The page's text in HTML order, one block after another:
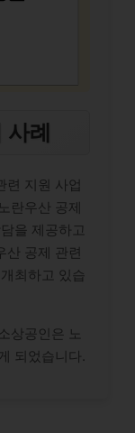
례
지원 사업
란우산 공제
을 제공하고
산 공제 관련
최하고 있습
상공인은 노
되었습니다.